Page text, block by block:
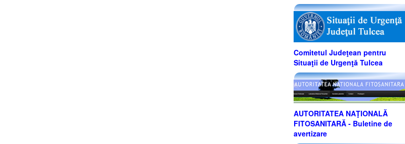
Comitetul Judeţean pentru
Situaţii de Urgenţă Tulcea
AUTORITATEA NAŢIONALĂ
FITOSANITARĂ - Buletine de
avertizare